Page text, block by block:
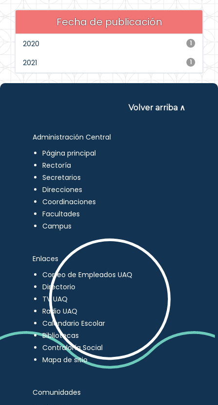
Fecha de publicación
1
2020
1
2021
Volver arriba ∧
Administración Central
Página principal
Rectoría
Secretarios
Direcciones
Coordinaciones
Facultades
Campus
Enlaces
Correo de Empleados UAQ
Directorio
TV UAQ
Radio UAQ
Calendario Escolar
Bibliotecas
Contraloría Social
Mapa de sitio
Comunidades